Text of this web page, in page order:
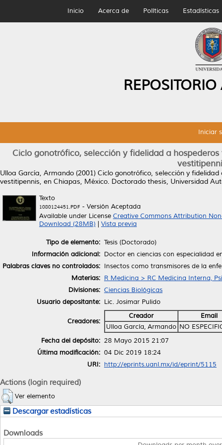
Inicio Acerca de Políticas Estadísticas
Iniciar
Ciclo gonotrófico, selección y fidelidad a
Ulloa García, Armando (2001) Ciclo gonotrófico, selección y
vestitipennis, en Chiapas, México. Doctorado thesis, Universidad
Texto
1080124451.PDF - Versión Aceptada
Available under License Creative Commons Attribution
Download (28MB)
Vista previa
Tipo de elemento: Tesis (Doctorado)
Información adicional: Doctor en ciencias con especialidad
Palabras claves no controlados: Insectos como transmisores de la
Materias: R Medicina > RC Medicina Interna,
Divisiones: Ciencias Biológicas
Usuario depositante: Lic. Josimar Pulido
Creadores:
Creador
Email
Ulloa García, Armando NO
Fecha del depósito: 28 Mayo 2015 21:07
Última modificación: 04 Dic 2019 18:24
URI: http://eprints.uanl.mx/id/eprint/5115
Actions (login required)
Ver elemento
Descargar estadísticas
Downloads